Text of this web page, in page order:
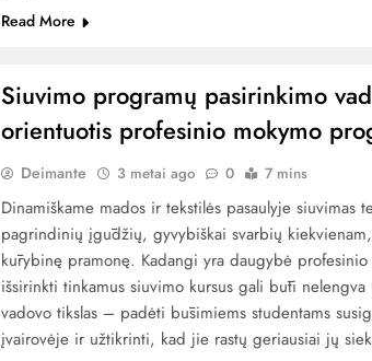
Read More
Siuvimo programų pasirinkimo
orientuotis profesinio mokymo
Deimante 3 metai ago 0 7 mins
Dinamiškame mados ir tekstilės pasaulyje siuvimas
pagrindinių įgūdžių, gyvybiškai svarbių
kūrybinę pramonę. Kadangi yra daugybė
išsirinkti tinkamus siuvimo kursus gali būti nelengva
vadovo tikslas – padėti būsimiems studentams
įvairovėje ir užtikrinti, kad jie rastų geriausiai jų